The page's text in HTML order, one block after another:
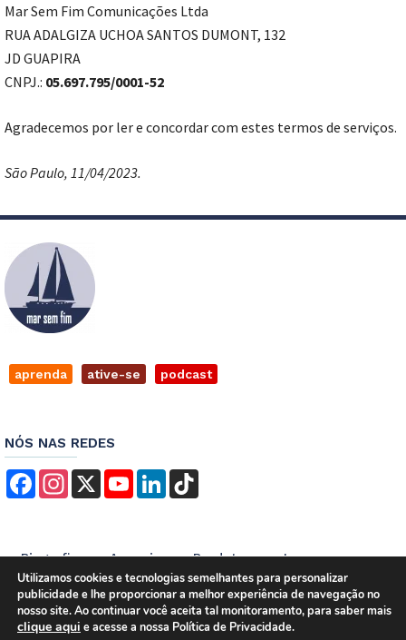
Mar Sem Fim Comunicações Ltda
RUA ADALGIZA UCHOA SANTOS DUMONT, 132
JD GUAPIRA
CNPJ.: 05.697.795/0001-52
Agradecemos por ler e concordar com estes termos de serviços.
São Paulo, 11/04/2023.
aprenda ative-se podcast
NÓS NAS REDES
FacebookInstagram
X YouTubeLinkedIn
Biografia Anuncie Produtos
Imprensa
Contato
Empregos
Termos de Serviços
Política de Privacidade
Utilizamos cookies e tecnologias semelhantes para personalizar
publicidade e lhe proporcionar a melhor experiência de navegação no
nosso site. Ao continuar você aceita tal monitoramento, para saber mais
clique aqui e acesse a nossa Política de Privacidade.